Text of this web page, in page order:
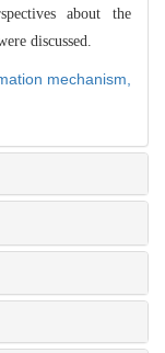
about the
discussed.
mechanism,